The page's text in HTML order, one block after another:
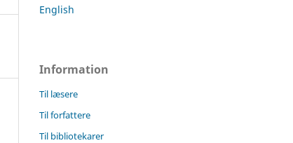
English
Information
Til læsere
Til forfattere
Til bibliotekarer